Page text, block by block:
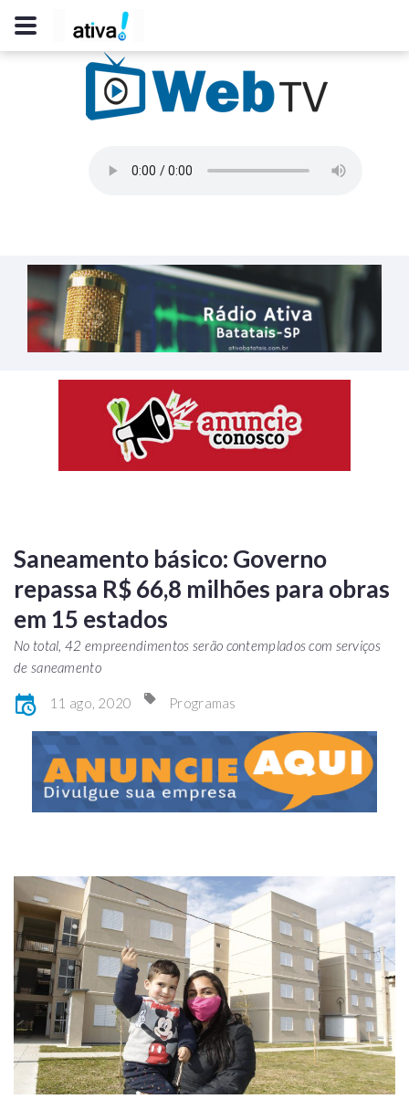
Saneamento básico: Governo
repassa R$ 66,8 milhões para obras
em 15 estados
No total, 42 empreendimentos serão contemplados com serviços
de saneamento
11 ago, 2020 Programas